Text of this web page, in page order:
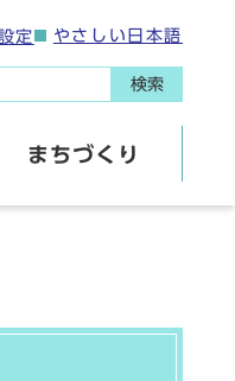
定 やさしい日本語
検索
まちづくり